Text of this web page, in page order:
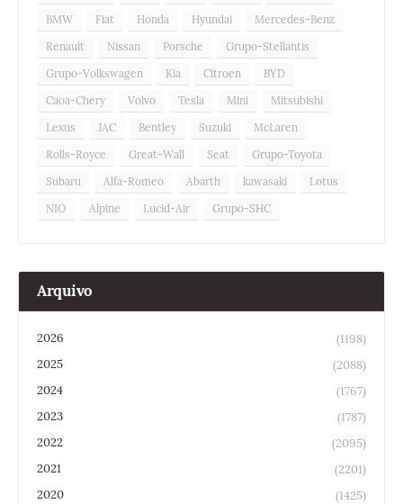
BMW
Fiat Honda Hyundai
Mercedes-Benz
Renault
Nissan Porsche
Grupo-Stellantis
Grupo-Volkswagen
Kia Citroen
BYD
Caoa-Chery
Volvo Tesla Mini
Mitsubishi
Lexus
JAC Bentley Suzuki
McLaren
Rolls-Royce
Great-Wall Seat
Grupo-Toyota
Subaru
Alfa-Romeo Abarth kawasaki
Lotus
NIO
Alpine Lucid-Air Grupo-SHC
Arquivo
2026
(1198)
2025
(2088)
2024
(1767)
2023
(1787)
2022
(2095)
2021
(2201)
2020
(1425)